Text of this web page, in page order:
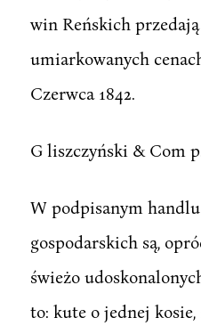
win Reńskich
umiarkowanych
Czerwca 1842.
G liszczyński & Com p.
W podpisanym
gospodarskich są,
świeżo
to: kute o jednej